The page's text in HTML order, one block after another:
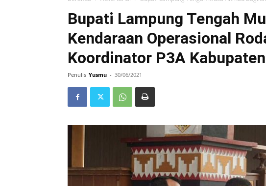
Bupati Lampung Tengah
Kendaraan Operasional
Koordinator P3A
Penulis Yusmu - 30/06/2021